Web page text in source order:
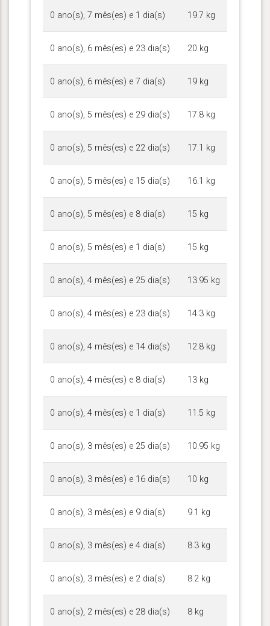
0 ano(s), 7 mês(es) e 1 dia(s) 19.7 kg
0 ano(s), 6 mês(es) e 23 dia(s) 20 kg
0 ano(s), 6 mês(es) e 7 dia(s) 19 kg
0 ano(s), 5 mês(es) e 29 dia(s) 17.8 kg
0 ano(s), 5 mês(es) e 22 dia(s) 17.1 kg
0 ano(s), 5 mês(es) e 15 dia(s) 16.1 kg
0 ano(s), 5 mês(es) e 8 dia(s) 15 kg
0 ano(s), 5 mês(es) e 1 dia(s) 15 kg
0 ano(s), 4 mês(es) e 25 dia(s) 13.95 kg
0 ano(s), 4 mês(es) e 23 dia(s) 14.3 kg
0 ano(s), 4 mês(es) e 14 dia(s) 12.8 kg
0 ano(s), 4 mês(es) e 8 dia(s) 13 kg
0 ano(s), 4 mês(es) e 1 dia(s) 11.5 kg
0 ano(s), 3 mês(es) e 25 dia(s) 10.95 kg
0 ano(s), 3 mês(es) e 16 dia(s) 10 kg
0 ano(s), 3 mês(es) e 9 dia(s) 9.1 kg
0 ano(s), 3 mês(es) e 4 dia(s) 8.3 kg
0 ano(s), 3 mês(es) e 2 dia(s) 8.2 kg
0 ano(s), 2 mês(es) e 28 dia(s) 8 kg